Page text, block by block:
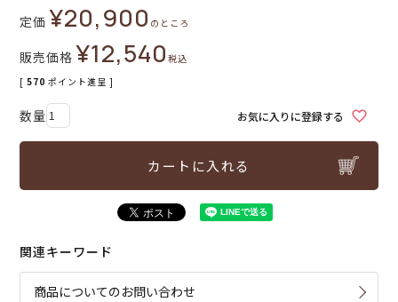
定価 ¥20,900 のところ
販売価格 ¥12,540税込
[ 570 ポイント進呈 ]
お気に入りに登録する
カートに入れる
関連キーワード
商品についてのお問い合わせ